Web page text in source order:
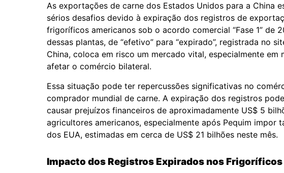
As exportações de carne dos Estados Unidos para a China
sérios desafios devido à expiração dos registros de
frigoríficos americanos sob o acordo comercial “Fase 1” de
dessas plantas, de “efetivo” para “expirado”, registrada no
China, coloca em risco um mercado vital, especialmente
afetar o comércio bilateral.
Essa situação pode ter repercussões significativas no
comprador mundial de carne. A expiração dos registros
causar prejuízos financeiros de aproximadamente US$ 5
agricultores americanos, especialmente após Pequim
dos EUA, estimadas em cerca de US$ 21 bilhões neste mês.
Impacto dos Registros Expirados nos